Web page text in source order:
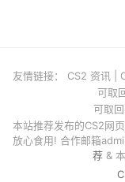
友情链接： CS2 资讯
可取
可取
本站推荐发布的CS2网
放心食用! 合作邮箱
荐 &